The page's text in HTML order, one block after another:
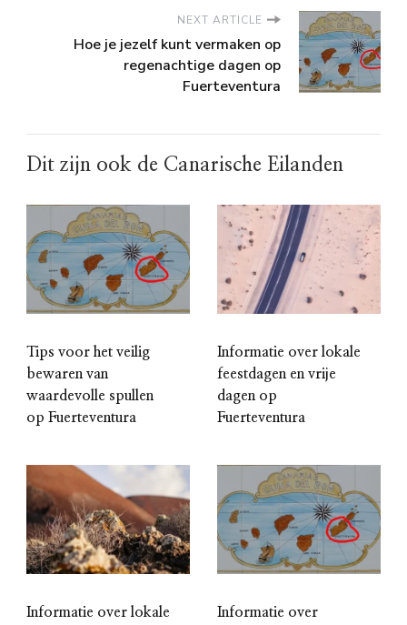
NEXT ARTICLE
Hoe je jezelf kunt vermaken op
regenachtige dagen op
Fuerteventura
Dit zijn ook de Canarische Eilanden
Tips voor het veilig
bewaren van
waardevolle spullen
op Fuerteventura
Informatie over lokale
feestdagen en vrije
dagen op
Fuerteventura
Informatie over lokale
Informatie over